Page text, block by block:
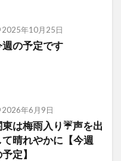
2025年10月25日
週の予定です
2026年6月9日
東は梅雨入り☔️声を出
て晴れやかに【今週
定】